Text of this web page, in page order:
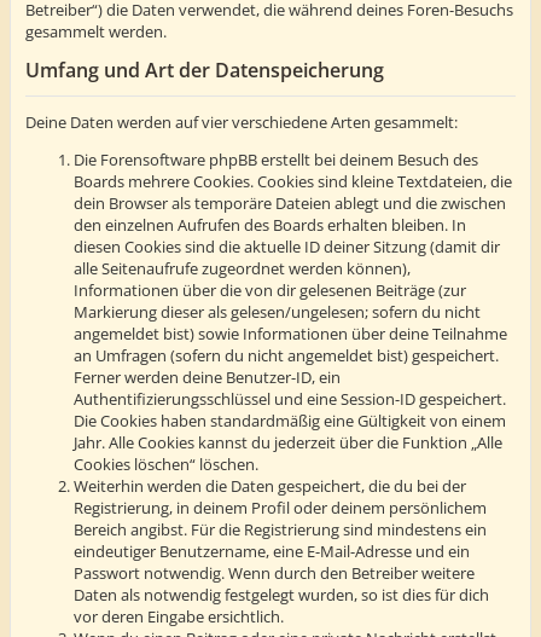
Betreiber“) die Daten verwendet, die während deines Foren-Besuchs
gesammelt werden.
Umfang und Art der Datenspeicherung
Deine Daten werden auf vier verschiedene Arten gesammelt:
Die Forensoftware phpBB erstellt bei deinem Besuch des
Boards mehrere Cookies. Cookies sind kleine Textdateien, die
dein Browser als temporäre Dateien ablegt und die zwischen
den einzelnen Aufrufen des Boards erhalten bleiben. In
diesen Cookies sind die aktuelle ID deiner Sitzung (damit dir
alle Seitenaufrufe zugeordnet werden können),
Informationen über die von dir gelesenen Beiträge (zur
Markierung dieser als gelesen/ungelesen; sofern du nicht
angemeldet bist) sowie Informationen über deine Teilnahme
an Umfragen (sofern du nicht angemeldet bist) gespeichert.
Ferner werden deine Benutzer-ID, ein
Authentifizierungsschlüssel und eine Session-ID gespeichert.
Die Cookies haben standardmäßig eine Gültigkeit von einem
Jahr. Alle Cookies kannst du jederzeit über die Funktion „Alle
Cookies löschen“ löschen.
Weiterhin werden die Daten gespeichert, die du bei der
Registrierung, in deinem Profil oder deinem persönlichem
Bereich angibst. Für die Registrierung sind mindestens ein
eindeutiger Benutzername, eine E-Mail-Adresse und ein
Passwort notwendig. Wenn durch den Betreiber weitere
Daten als notwendig festgelegt wurden, so ist dies für dich
vor deren Eingabe ersichtlich.